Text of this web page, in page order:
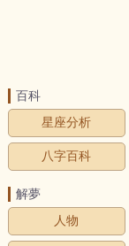
百科
星座分析
八字百科
解夢
人物